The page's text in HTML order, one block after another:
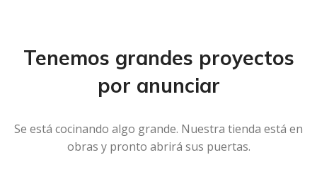
Tenemos grandes proyectos
por anunciar
Se está cocinando algo grande. Nuestra tienda está en
obras y pronto abrirá sus puertas.